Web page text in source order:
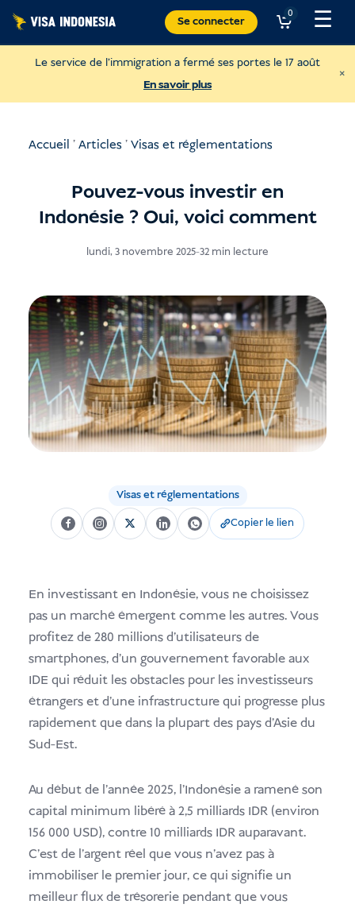
Skip
content
Se connecter
0 ☰
Le service de l'immigration a fermé ses portes le 17 août
En savoir plus
×
Accueil 'Articles'Visas et réglementations
Pouvez-vous investir en
Indonésie ? Oui, voici comment
lundi, 3 novembre 2025-32 min lecture
Visas et réglementations
Copier le lien
En investissant en Indonésie, vous ne choisissez
pas un marché émergent comme les autres. Vous
profitez de 280 millions d'utilisateurs de
smartphones, d'un gouvernement favorable aux
IDE qui réduit les obstacles pour les investisseurs
étrangers et d'une infrastructure qui progresse plus
rapidement que dans la plupart des pays d'Asie du
Sud-Est.
Au début de l'année 2025, l'Indonésie a ramené son
capital minimum libéré à 2,5 milliards IDR (environ
156 000 USD), contre 10 milliards IDR auparavant.
C'est de l'argent réel que vous n'avez pas à
immobiliser le premier jour, ce qui signifie un
meilleur flux de trésorerie pendant que vous
Faire un don à Sungai Watch
Pour nettoyer les rivières de Bali.
USD Faire un don